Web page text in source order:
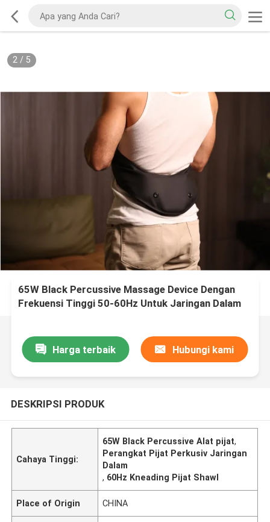
2/ 5
65W Black Percussive Massage Device Dengan
Frekuensi Tinggi 50-60Hz Untuk Jaringan Dalam
Harga terbaik Hubungi kami
DESKRIPSI PRODUK
Cahaya Tinggi:
65W Black Percussive Alat pijat,
Perangkat Pijat Perkusiv Jaringan
Dalam
, 60Hz Kneading Pijat Shawl
Place of Origin CHINA